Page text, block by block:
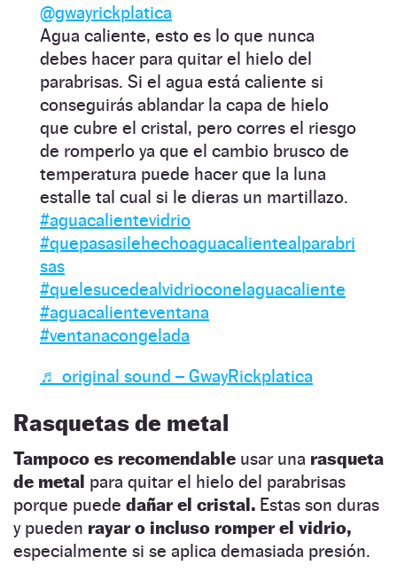
@gwayrickplatica
Agua caliente, esto es lo que nunca
debes hacer para quitar el hielo del
parabrisas. Si el agua está caliente si
conseguirás ablandar la capa de hielo
que cubre el cristal, pero corres el riesgo
de romperlo ya que el cambio brusco de
temperatura puede hacer que la luna
estalle tal cual si le dieras un martillazo.
#aguacalientevidrio
#quepasasilehechoaguacalientealparabri
sas
#quelesucedealvidrioconelaguacaliente
#aguacalienteventana
#ventanacongelada
♬ original sound – GwayRickplatica
Rasquetas de metal
Tampoco es recomendable usar una rasqueta
de metal para quitar el hielo del parabrisas
porque puede dañar el cristal. Estas son duras
y pueden rayar o incluso romper el vidrio,
especialmente si se aplica demasiada presión.